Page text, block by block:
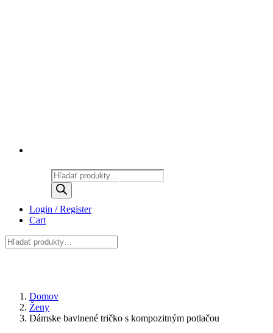
Products
search
Login / Register
Cart
Domov
Ženy
Dámske bavlnené tričko s kompozitným potlačou